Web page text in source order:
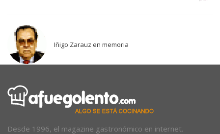
Iñigo Zarauz en memoria
Desde 1996, el magazine gastronómico en internet.